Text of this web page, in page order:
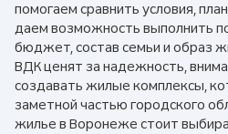
помогаем сравнить условия,
даем возможность выполнить
бюджет, состав семьи и образ
ВДК ценят за надежность,
создавать жилые комплексы,
заметной частью городского
жилье в Воронеже стоит